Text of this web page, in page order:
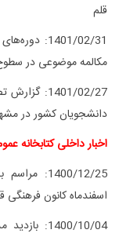
قلم
1401/02/
مکالمه موضوعی در
1401/02/27: گزارش
دانشجویان کشور در مشهد مقدس
اخبار داخلی کتابخانه عمومی
اسفندماه کانون فرهنگی
1400/10/04: